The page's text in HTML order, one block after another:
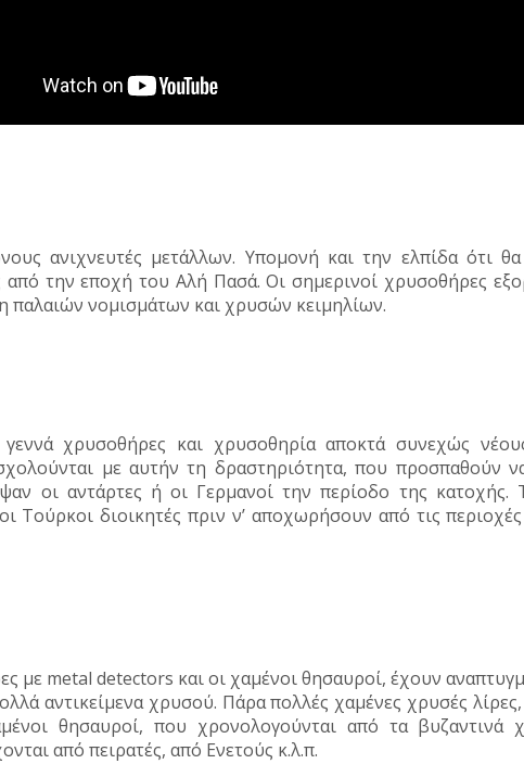
ανιχνευτές μετάλλων. Υπομονή και την ελπίδα ότι
την εποχή του Aλή Πασά. Οι σημερινοί χρυσοθήρες
παλαιών νομισμάτων και χρυσών κειμηλίων.
χρυσοθήρες και χρυσοθηρία αποκτά συνεχώς
με αυτήν τη δραστηριότητα, που προσπαθούν
οι αντάρτες ή οι Γερμανοί την περίοδο της κατοχής.
Τούρκοι διοικητές πριν ν’ αποχωρήσουν από τις
με metal detectors και οι χαμένοι θησαυροί, έχουν
αντικείμενα χρυσού. Πάρα πολλές χαμένες χρυσές
θησαυροί, που χρονολογούνται από τα βυζαντινά
από πειρατές, από Ενετούς κ.λ.π.